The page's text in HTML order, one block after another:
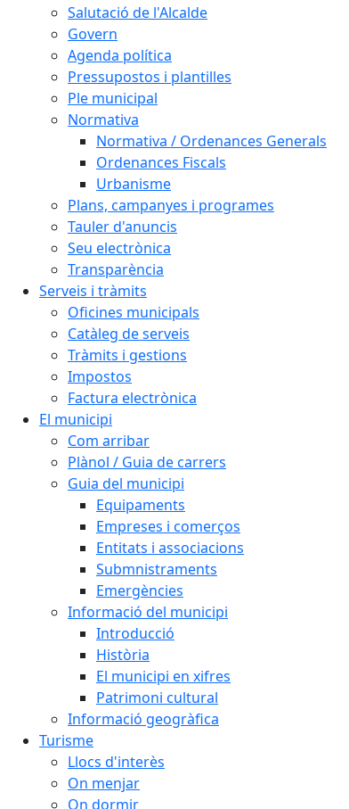
Salutació de l'Alcalde
Govern
Agenda política
Pressupostos i plantilles
Ple municipal
Normativa
Normativa / Ordenances Generals
Ordenances Fiscals
Urbanisme
Plans, campanyes i programes
Tauler d'anuncis
Seu electrònica
Transparència
Serveis i tràmits
Oficines municipals
Catàleg de serveis
Tràmits i gestions
Impostos
Factura electrònica
El municipi
Com arribar
Plànol / Guia de carrers
Guia del municipi
Equipaments
Empreses i comerços
Entitats i associacions
Submnistraments
Emergències
Informació del municipi
Introducció
Història
El municipi en xifres
Patrimoni cultural
Informació geogràfica
Turisme
Llocs d'interès
On menjar
On dormir